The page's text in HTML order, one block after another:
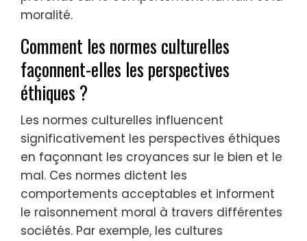
moralité.
Comment les normes culturelles
façonnent-elles les perspectives
éthiques ?
Les normes culturelles influencent
significativement les perspectives éthiques
en façonnant les croyances sur le bien et le
mal. Ces normes dictent les
comportements acceptables et informent
le raisonnement moral à travers différentes
sociétés. Par exemple, les cultures